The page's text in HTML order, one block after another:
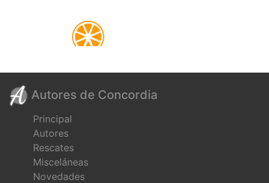
Autores de Concordia
Principal
Autores
Rescates
Misceláneas
Novedades